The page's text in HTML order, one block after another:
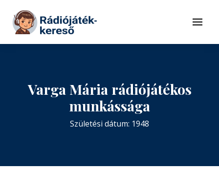
Tovább a tartalomhoz
Menü
Varga Mária rádiójátékos
munkássága
Születési dátum: 1948